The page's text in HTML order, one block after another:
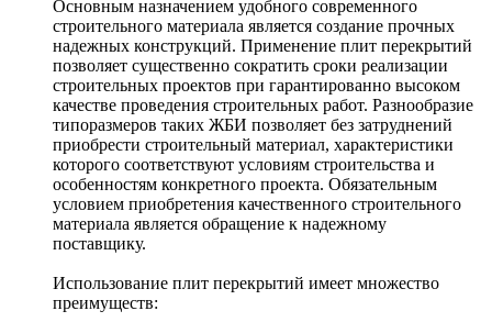
Основным назначением удобного современного
строительного материала является создание прочных
надежных конструкций. Применение плит перекрытий
позволяет существенно сократить сроки реализации
строительных проектов при гарантированно высоком
качестве проведения строительных работ. Разнообразие
типоразмеров таких ЖБИ позволяет без затруднений
приобрести строительный материал, характеристики
которого соответствуют условиям строительства и
особенностям конкретного проекта. Обязательным
условием приобретения качественного строительного
материала является обращение к надежному
поставщику.
Использование плит перекрытий имеет множество
преимуществ: